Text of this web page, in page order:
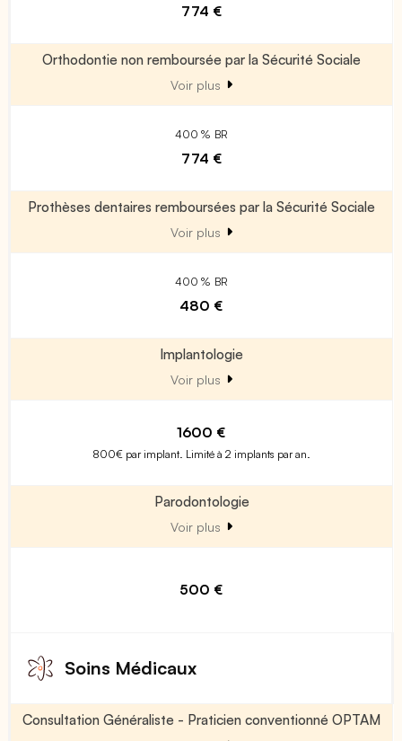
774 €
Orthodontie non remboursée par la Sécurité Sociale
Voir plus
400 % BR
774 €
Prothèses dentaires remboursées par la Sécurité Sociale
Voir plus
400 % BR
480 €
Implantologie
Voir plus
1600 €
800€ par implant. Limité à 2 implants par an.
Parodontologie
Voir plus
500 €
Soins Médicaux
Consultation Généraliste - Praticien conventionné OPTAM